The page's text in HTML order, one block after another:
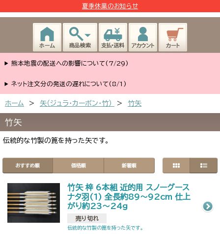
夏季休業のお知らせ
熊本地震の配送への影響について(7/29)
ネット注文分の発送の遅れについて(8/1)
ホーム > 矢（ジュラ･カーボン･竹） > 竹矢
竹矢
伝統的な竹製の篦を持った矢です。
おすすめ順 価格順 新着順
竹矢 梓 6本組 近的用 スノーグース
ナタ羽(1) 全長約89～92cm 仕上
がり約23～24g
売り切れ
伝統的な竹製の篦を持った矢です。